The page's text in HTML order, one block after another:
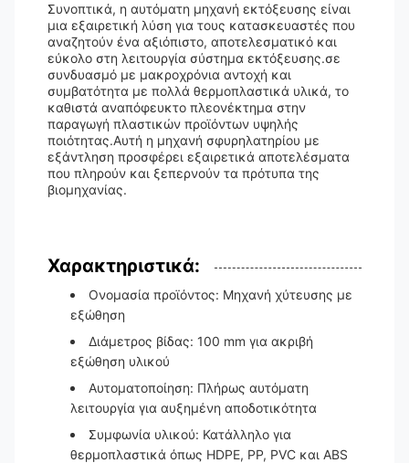
Συνοπτικά, η αυτόματη μηχανή εκτόξευσης είναι
μια εξαιρετική λύση για τους κατασκευαστές που
αναζητούν ένα αξιόπιστο, αποτελεσματικό και
εύκολο στη λειτουργία σύστημα εκτόξευσης.σε
συνδυασμό με μακροχρόνια αντοχή και
συμβατότητα με πολλά θερμοπλαστικά υλικά, το
καθιστά αναπόφευκτο πλεονέκτημα στην
παραγωγή πλαστικών προϊόντων υψηλής
ποιότητας.Αυτή η μηχανή σφυρηλατηρίου με
εξάντληση προσφέρει εξαιρετικά αποτελέσματα
που πληρούν και ξεπερνούν τα πρότυπα της
βιομηχανίας.
Χαρακτηριστικά:
Ονομασία προϊόντος: Μηχανή χύτευσης με
εξώθηση
Διάμετρος βίδας: 100 mm για ακριβή
εξώθηση υλικού
Αυτοματοποίηση: Πλήρως αυτόματη
λειτουργία για αυξημένη αποδοτικότητα
Συμφωνία υλικού: Κατάλληλο για
θερμοπλαστικά όπως HDPE, PP, PVC και ABS